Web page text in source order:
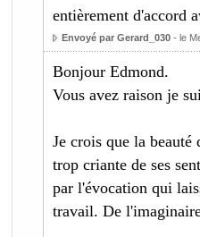
entièrement d'accord
Envoyé par Gerard_030- le
Bonjour Edmond.
Vous avez raison je
Je crois que la beauté
trop criante de ses
par l'évocation qui
travail. De